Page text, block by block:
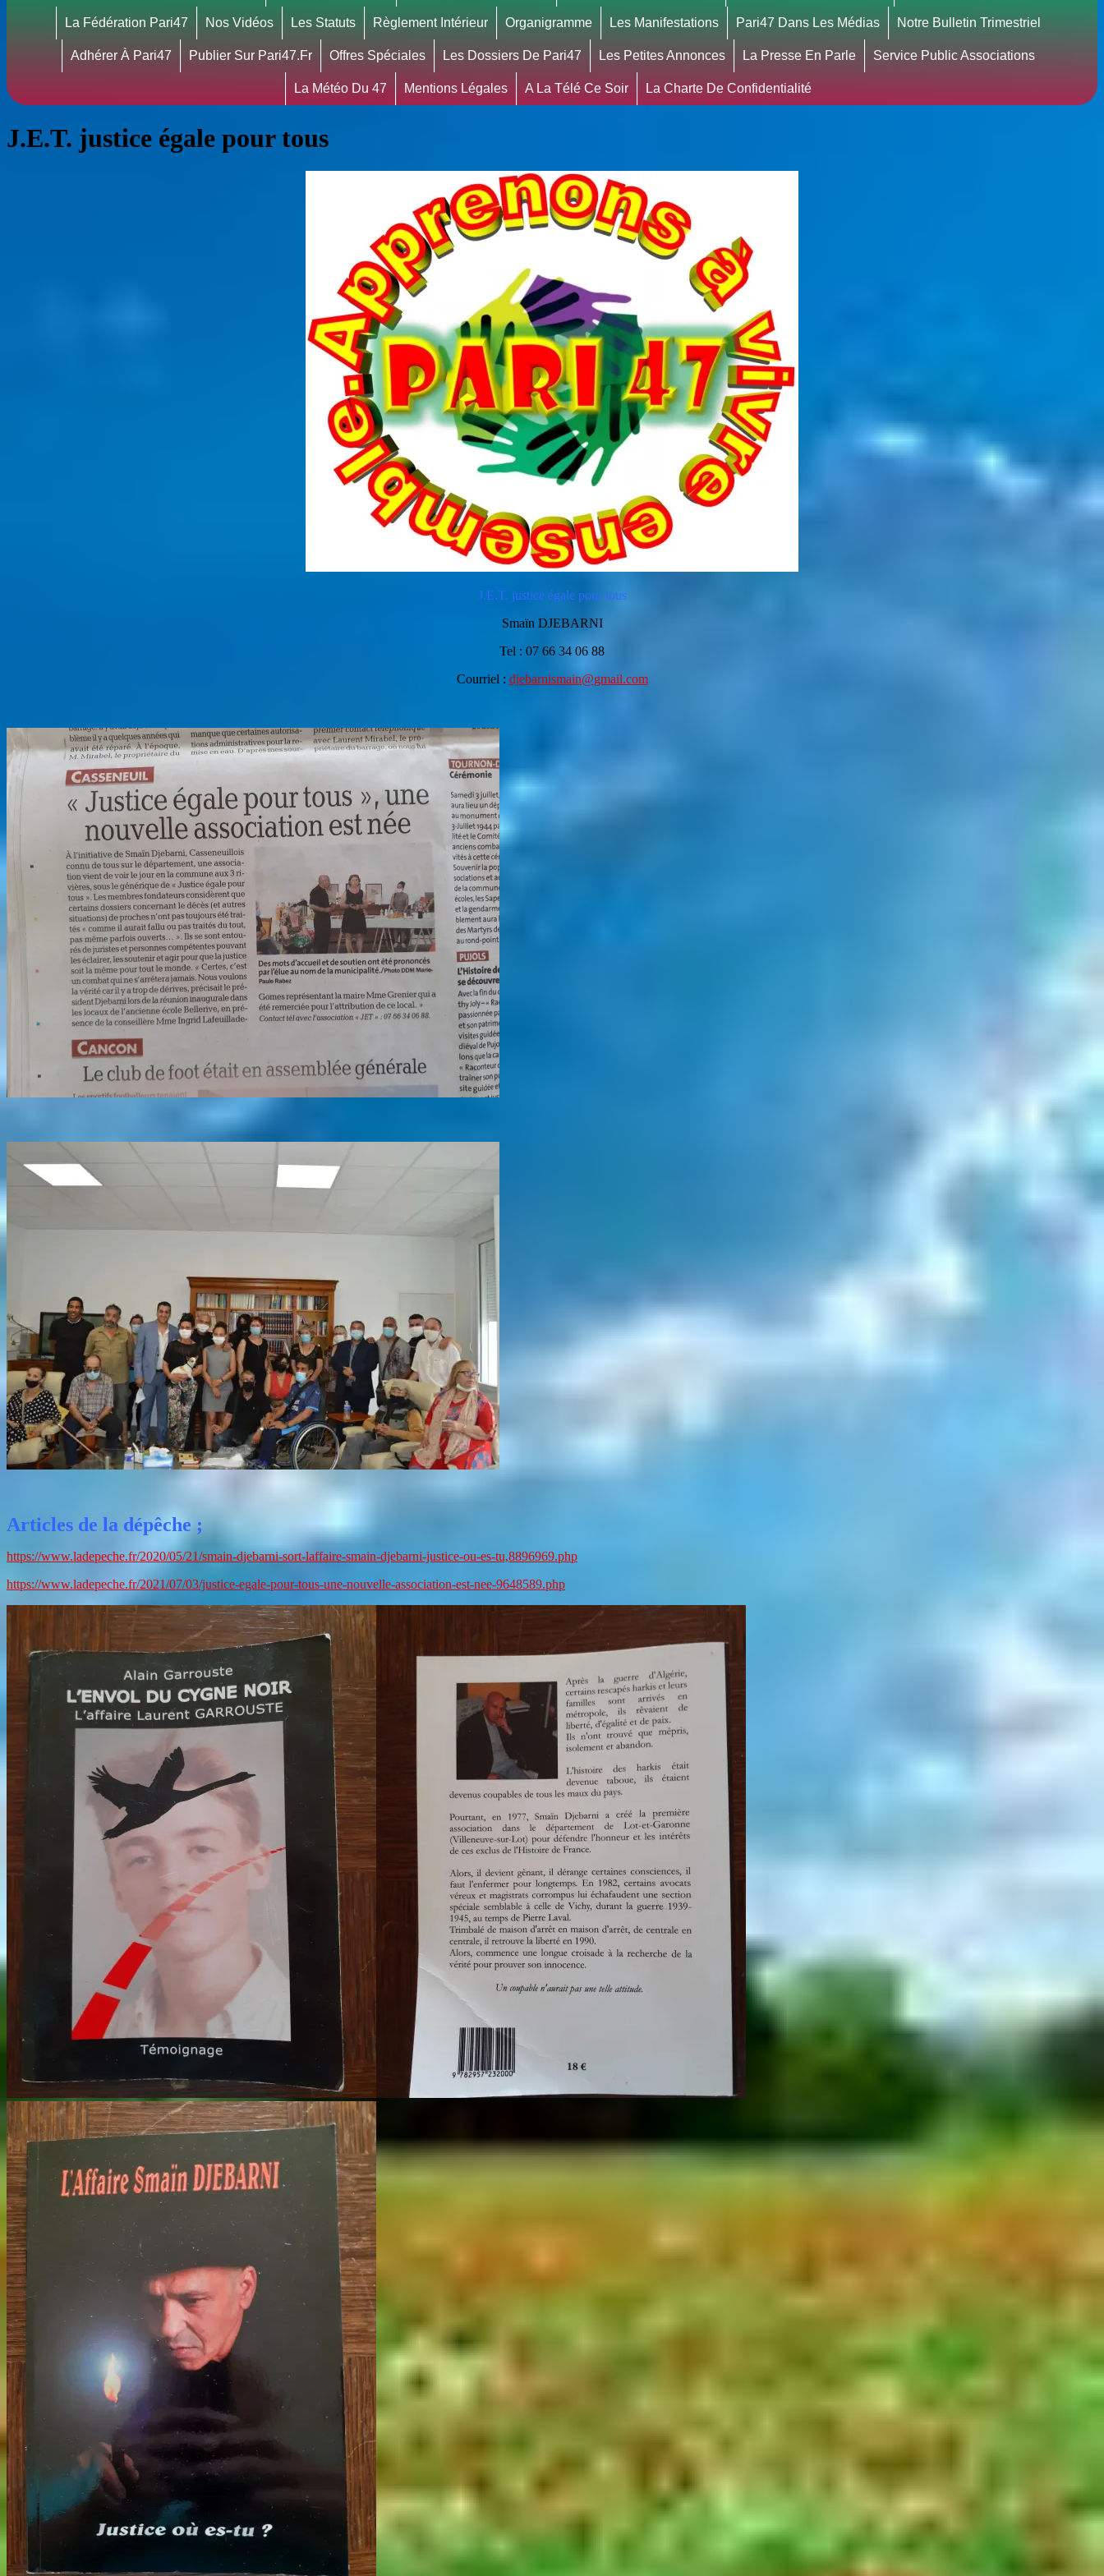
La Fédération Pari47 Nos Vidéos Les Statuts Règlement Intérieur Organigramme Les Manifestations Pari47 Dans Les Médias Notre Bulletin Trimestriel
Adhérer À Pari47 Publier Sur Pari47.fr Offres Spéciales Les Dossiers De Pari47 Les Petites Annonces La Presse En Parle Service Public Associations
La Météo Du 47 Mentions Légales A La Télé Ce Soir La Charte De Confidentialité
J.E.T. justice égale pour tous
J.E.T. justice égale pour tous
Smaïn DJEBARNI
Tel : 07 66 34 06 88
Courriel : djebarnismain@gmail.com
Articles de la dépêche ;
https://www.ladepeche.fr/2020/05/21/smain-djebarni-sort-laffaire-smain-djebarni-justice-ou-es-tu,8896969.php
https://www.ladepeche.fr/2021/07/03/justice-egale-pour-tous-une-nouvelle-association-est-nee-9648589.php